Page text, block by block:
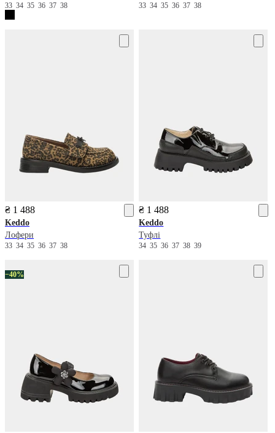
33 34 35 36 37 38 333435363738
₴ 1 488
Keddo
Лофери
33 34 35 36 37 38
₴ 1 488
Keddo
Туфлі
343536373839
−40%